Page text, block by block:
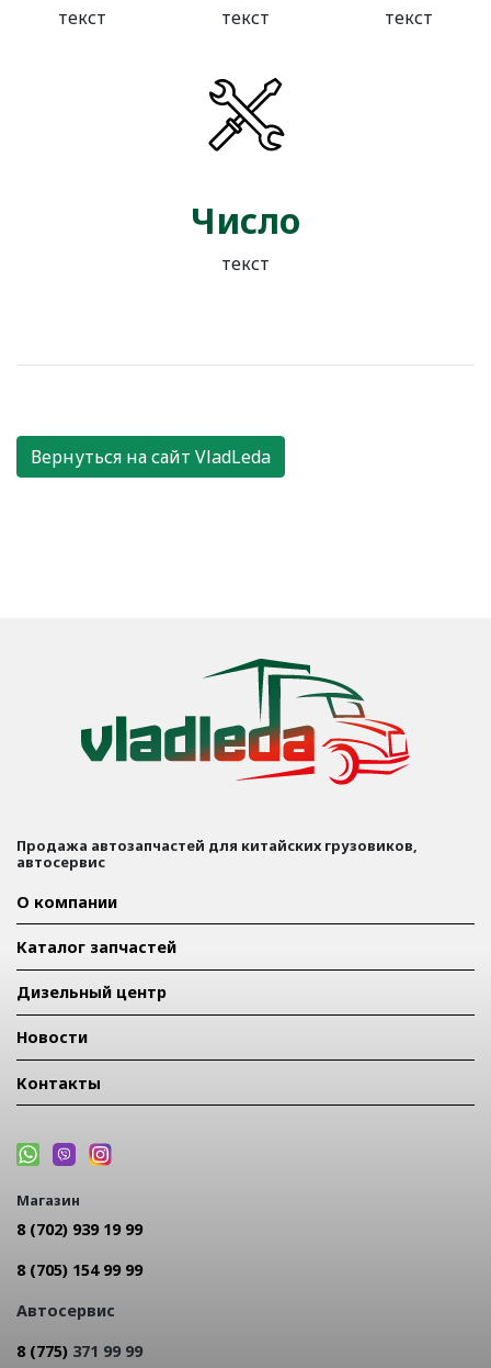
текст текст текст
Число
текст
Вернуться на сайт VladLeda
Продажа автозапчастей для китайских грузовиков,
автосервис
О компании
Каталог запчастей
Дизельный центр
Новости
Контакты
Магазин
8 (702) 939 19 99
8 (705) 154 99 99
Автосервис
8 (775) 371 99 99